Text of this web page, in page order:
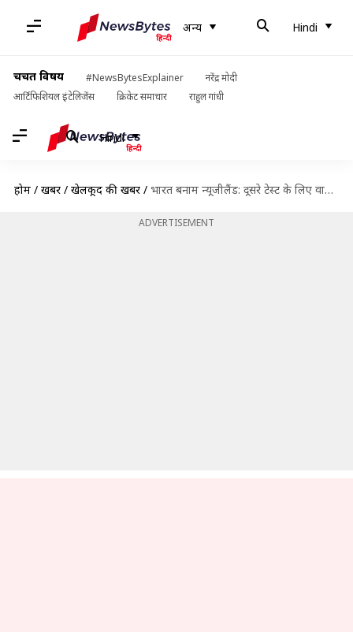
अन्य Hindi
चर्चित विषय #NewsBytesExplainer
नरेंद्र मोदी
आर्टिफिशियल इंटेलिजेंस
क्रिकेट समाचार राहुल गांधी
Hindi
होम / खबरें / खेलकूद की खबरें / भारत बनाम न्यूजीलैंड: दूसरे टेस्ट के लिए वानखेड़े स्टेडियम में 25% दर्शकों को ही मिलेगी अनुमति
ADVERTISEMENT